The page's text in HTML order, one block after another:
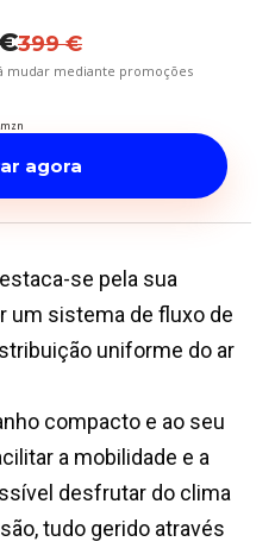
Fáci...
399 €
mudar mediante promoções
agora
se pela sua
um sistema de fluxo de
uniforme do ar
compacto e ao seu
a mobilidade e a
desfrutar do clima
tudo gerido através